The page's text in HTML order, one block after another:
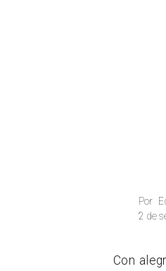
Por
2 de
Con